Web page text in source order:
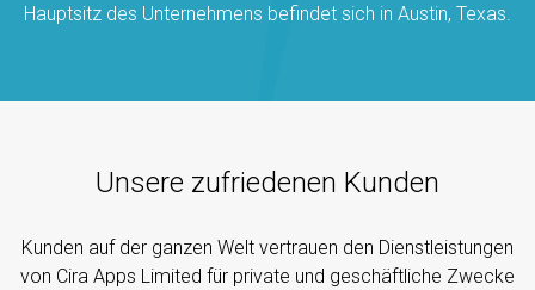
Hauptsitz des Unternehmens befindet sich in Austin, Texas.
Unsere zufriedenen Kunden
Kunden auf der ganzen Welt vertrauen den Dienstleistungen
von Cira Apps Limited für private und geschäftliche Zwecke